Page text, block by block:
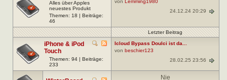
Alles über Apples
neuestes Produkt
Themen: 18 | Beiträge:
46
24.12.24 20:29
Letzter Beitrag
iPhone & iPod
Touch
Themen: 94 | Beiträge:
233
Icloud Bypass Doulci ist da...
von beschier123
28.02.25 23:56
Nie